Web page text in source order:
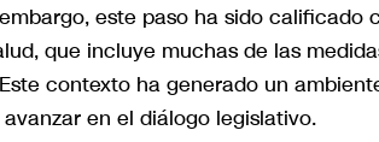
este paso ha sido
que incluye muchas de las
contexto ha generado un
en el diálogo legislativo.